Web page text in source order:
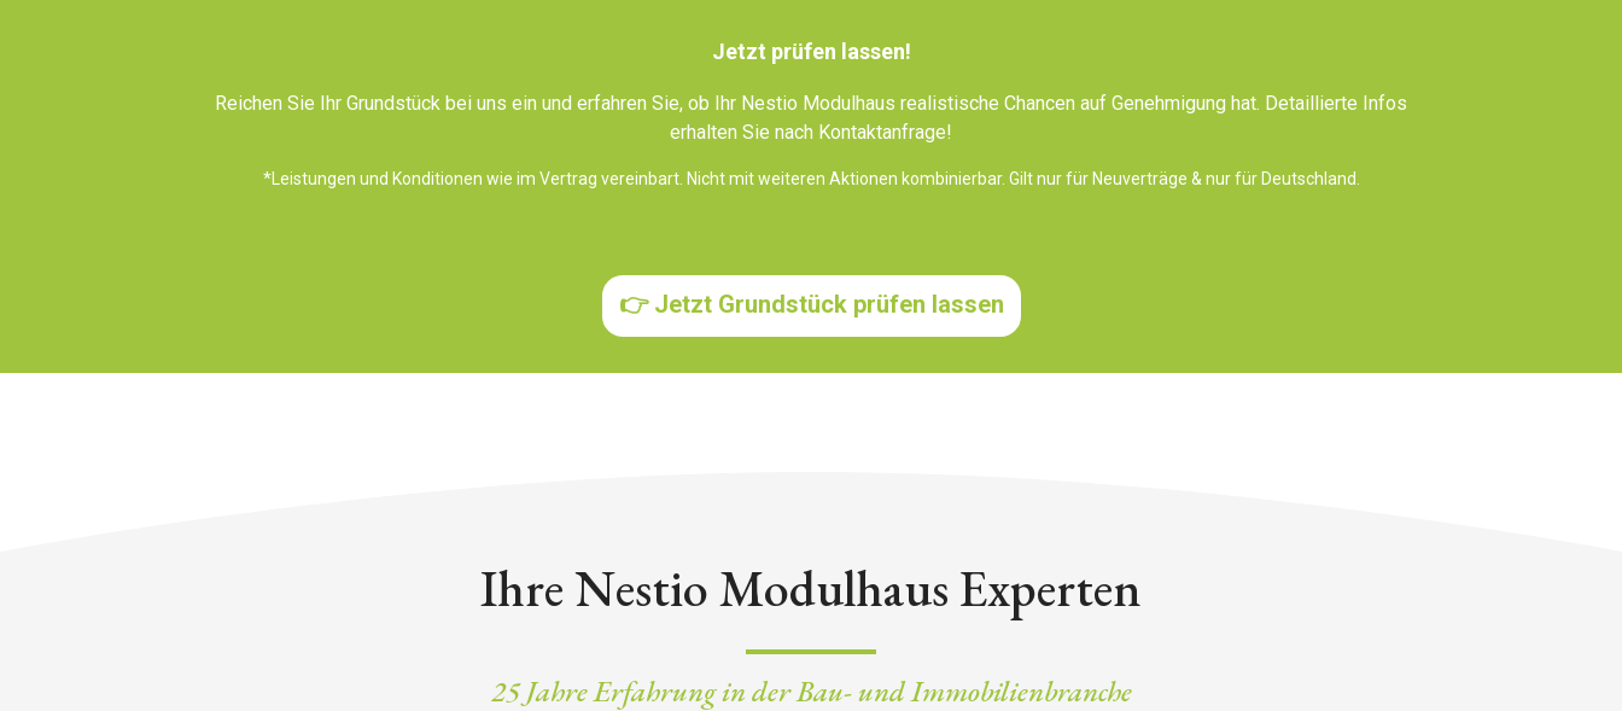
Jetzt prüfen lassen!
Reichen Sie Ihr Grundstück bei uns ein und erfahren Sie, ob Ihr Nestio Modulhaus realistische Chancen auf Genehmigung hat. Detaillierte Infos
erhalten Sie nach Kontaktanfrage!
*Leistungen und Konditionen wie im Vertrag vereinbart. Nicht mit weiteren Aktionen kombinierbar. Gilt nur für Neuverträge &nur für Deutschland.
👉 Jetzt Grundstück prüfen lassen
Ihre Nestio Modulhaus Experten
25 Jahre Erfahrung in der Bau- und Immobilienbranche